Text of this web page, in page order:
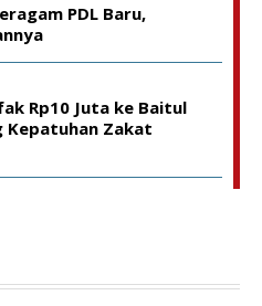
PDL Baru,
Rp10 Juta ke Baitul
Kepatuhan Zakat